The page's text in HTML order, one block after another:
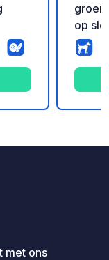
op
het
op 20
Met
en
met ons